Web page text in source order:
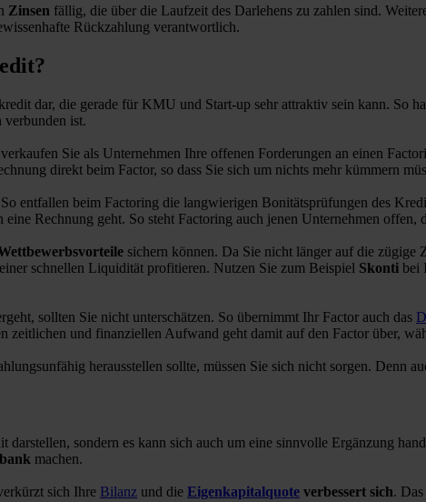
Zinsen fällig, die über die Laufzeit des Darlehens zu zahlen sind.
Rückzahlung verantwortlich.
dar, die gerade für KMU und Start-up sehr attraktiv sein kann. So
verbunden ist.
Sie als Unternehmen Ihre offenen Forderungen an einen
direkt beim Factor, so dass Sie sich um nichts mehr kümmern
entfallen beim Factoring die langwierigen Bonitätsprüfungen des
eine Rechnung geht. So steht Factoring auch jenen Unternehmen
sichern können. Da Sie nicht länger auf die
schnellen Liquidität profitieren. Nutzen Sie zum Beispiel Skonti bei
sollten Sie nicht unterschätzen. So übernimmt Ihr Factor auch das
zeitlichen und finanziellen Aufwand geht damit auf den Factor über,
herausstellen sollte, müssen Sie sich nicht sorgen. Denn
sondern es kann sich auch um eine sinnvolle Ergänzung
machen.
sich Ihre Bilanz und die Eigenkapitalquote verbessert sich.